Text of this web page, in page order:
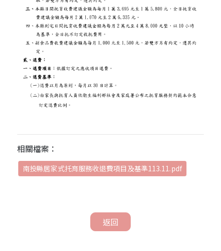
相關檔案：
南投縣居家式托育服務收退費項目及基準113.11.pdf
返回